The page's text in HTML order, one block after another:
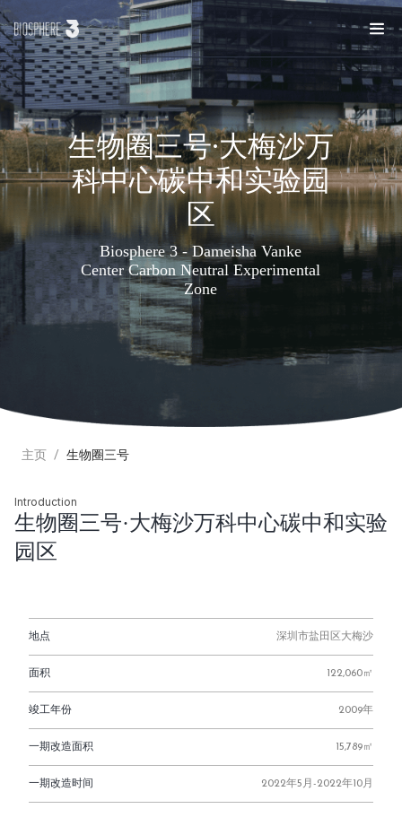
生物圈三号·大梅沙万
科中心碳中和实验园
区
Biosphere 3 - Dameisha Vanke
Center Carbon Neutral Experimental
Zone
主页 生物圈三号
Introduction
生物圈三号·大梅沙万科中心碳中和实验
园区
地点 深圳市盐田区大梅沙
面积 122,060㎡
竣工年份 2009年
一期改造面积 15,789㎡
一期改造时间 2022年5月-2022年10月